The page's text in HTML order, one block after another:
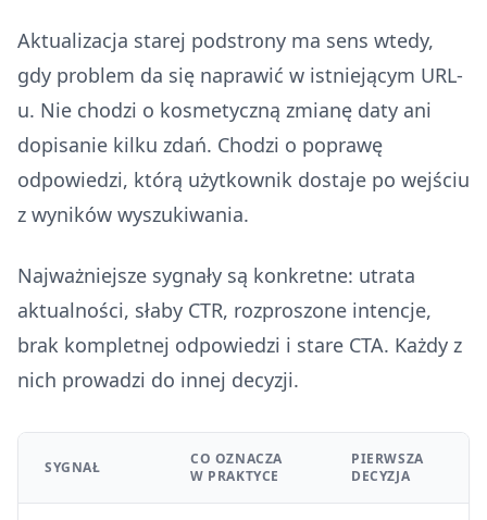
Aktualizacja starej podstrony ma sens wtedy,
gdy problem da się naprawić w istniejącym URL-
u. Nie chodzi o kosmetyczną zmianę daty ani
dopisanie kilku zdań. Chodzi o poprawę
odpowiedzi, którą użytkownik dostaje po wejściu
z wyników wyszukiwania.
Najważniejsze sygnały są konkretne: utrata
aktualności, słaby CTR, rozproszone intencje,
brak kompletnej odpowiedzi i stare CTA. Każdy z
nich prowadzi do innej decyzji.
SYGNAŁ
CO OZNACZA
W PRAKTYCE
PIERWSZA
DECYZJA